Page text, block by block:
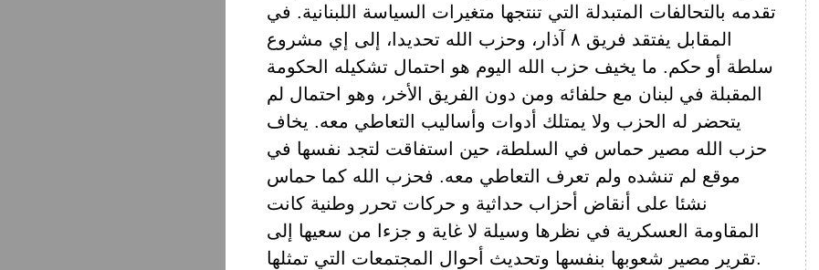
تقدمه بالتحالفات المتبدلة التي تنتجها متغيرات السياسة اللبنانية. في
المقابل يفتقد فريق ٨ آذار، وحزب الله تحديدا، إلى إي مشروع
سلطة أو حكم. ما يخيف حزب الله اليوم هو احتمال تشكيله الحكومة
المقبلة في لبنان مع حلفائه ومن دون الفريق الأخر، وهو احتمال لم
يتحضر له الحزب ولا يمتلك أدوات وأساليب التعاطي معه. يخاف
حزب الله مصير حماس في السلطة، حين استفاقت لتجد نفسها في
موقع لم تنشده ولم تعرف التعاطي معه. فحزب الله كما حماس
نشئا على أنقاض أحزاب حداثية و حركات تحرر وطنية كانت
المقاومة العسكرية في نظرها وسيلة لا غاية و جزءا من سعيها إلى
تقرير مصير شعوبها بنفسها وتحديث أحوال المجتمعات التي تمثلها.